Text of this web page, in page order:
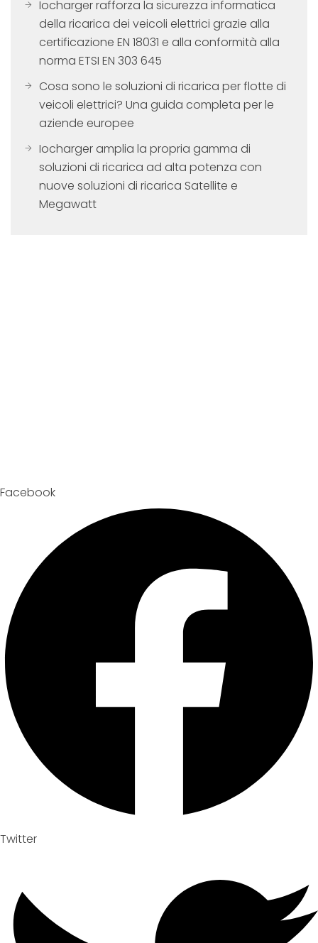
Iocharger rafforza la sicurezza informatica
della ricarica dei veicoli elettrici grazie alla
certificazione EN 18031 e alla conformità alla
norma ETSI EN 303 645
Cosa sono le soluzioni di ricarica per flotte di
veicoli elettrici? Una guida completa per le
aziende europee
Iocharger amplia la propria gamma di
soluzioni di ricarica ad alta potenza con
nuove soluzioni di ricarica Satellite e
Megawatt
Facebook
Twitter